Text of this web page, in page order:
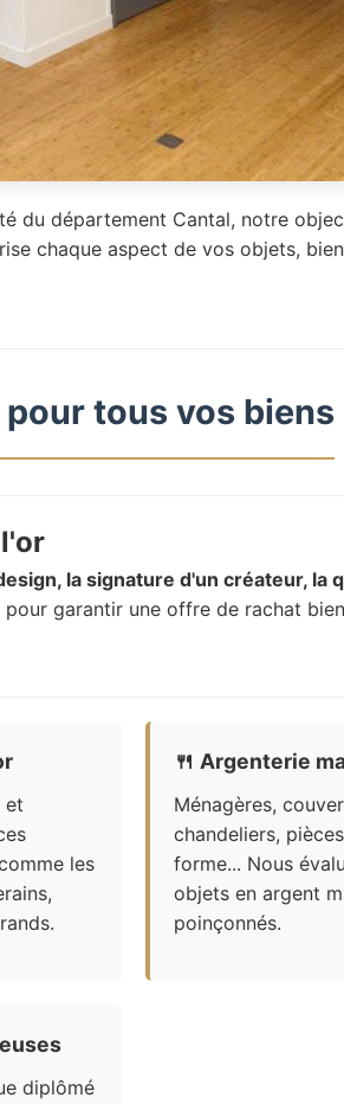
du département Cantal, notre
chaque aspect de vos objets,
tous vos biens
la signature d'un créateur, la
pour garantir une offre de rachat
et
les
🍴 Argenterie
Ménagères,
chandeliers,
forme... Nous
objets en argent
poinçonnés.
diplômé